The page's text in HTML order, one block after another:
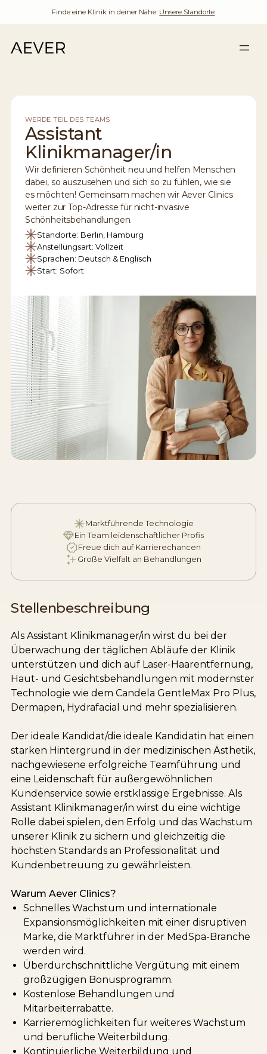
Finde eine Klinik in deiner Nähe: Unsere Standorte
WERDE TEIL DES TEAMS
Assistant
Klinikmanager/in
Wir definieren Schönheit neu und helfen Menschen
dabei, so auszusehen und sich so zu fühlen, wie sie
es möchten! Gemeinsam machen wir Aever Clinics
weiter zur Top-Adresse für nicht-invasive
Schönheitsbehandlungen.
Standorte: Berlin, Hamburg
Anstellungsart: Vollzeit
Sprachen: Deutsch & Englisch
Start: Sofort
Marktführende Technologie
Ein Team leidenschaftlicher Profis
Freue dich auf Karrierechancen
Große Vielfalt an Behandlungen
Stellenbeschreibung
Als Assistant Klinikmanager/in wirst du bei der
Überwachung der täglichen Abläufe der Klinik
unterstützen und dich auf Laser-Haarentfernung,
Haut- und Gesichtsbehandlungen mit modernster
Technologie wie dem Candela GentleMax Pro Plus,
Dermapen, Hydrafacial und mehr spezialisieren.
Der ideale Kandidat/die ideale Kandidatin hat einen
starken Hintergrund in der medizinischen Ästhetik,
nachgewiesene erfolgreiche Teamführung und
eine Leidenschaft für außergewöhnlichen
Kundenservice sowie erstklassige Ergebnisse. Als
Assistant Klinikmanager/in wirst du eine wichtige
Rolle dabei spielen, den Erfolg und das Wachstum
unserer Klinik zu sichern und gleichzeitig die
höchsten Standards an Professionalität und
Kundenbetreuung zu gewährleisten.
Warum Aever Clinics?
Schnelles Wachstum und internationale
Expansionsmöglichkeiten mit einer disruptiven
Marke, die Marktführer in der MedSpa-Branche
werden wird.
Überdurchschnittliche Vergütung mit einem
großzügigen Bonusprogramm.
Kostenlose Behandlungen und
Mitarbeiterrabatte.
Karrieremöglichkeiten für weiteres Wachstum
und berufliche Weiterbildung.
Kontinuierliche Weiterbildung und